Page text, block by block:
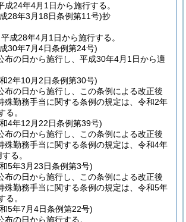
成24年4月1日から施行する。
28年3月18日条例第11号)抄
成28年4月1日から施行する。
30年7月4日条例第24号)
布の日から施行し、平成30年4月1日から適
2年10月2日条例第30号)
布の日から施行し、この条例による改正後
殊勤務手当に関する条例の規定は、令和2年
る。
4年12月22日条例第39号)
布の日から施行し、この条例による改正後
殊勤務手当に関する条例の規定は、令和4年
る。
5年3月23日条例第3号)
布の日から施行し、この条例による改正後
殊勤務手当に関する条例の規定は、令和5年
る。
5年7月4日条例第22号)
布の日から施行する。